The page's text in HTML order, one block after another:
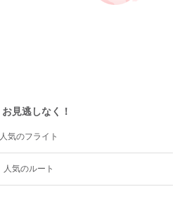
お見逃しなく！
人気のフライト
人気のルート